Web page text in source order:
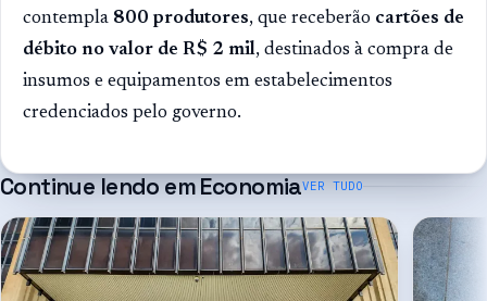
contempla 800 produtores, que receberão cartões de
débito no valor de R$ 2 mil, destinados à compra de
insumos e equipamentos em estabelecimentos
credenciados pelo governo.
Continue lendo emEconomiaVER TUDO